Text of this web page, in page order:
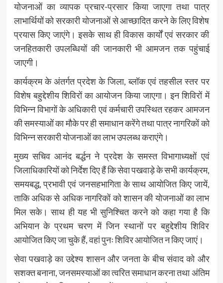
योजनाओं का व्यापक प्रचार-प्रसार किया जाएगा तथा पात्र
लाभार्थियों को सरकारी योजनाओं से आच्छादित करने के लिए विशेष
प्रयास किए जाएंगे। इसके साथ ही विकास कार्यों एवं सरकार की
जनहितकारी उपलब्धियों की जानकारी भी आमजन तक पहुंचाई
जाएगी।
कार्यक्रम के अंतर्गत प्रदेश के जिला, ब्लॉक एवं तहसील स्तर पर
विशेष बहुद्देशीय शिविरों का आयोजन किया जाएगा। इन शिविरों में
विभिन्न विभागों के अधिकारी एवं कर्मचारी उपस्थित रहकर आमजन
की समस्याओं का मौके पर ही समाधान करेंगे तथा पात्र नागरिकों को
विभिन्न सरकारी योजनाओं का लाभ उपलब्ध कराएंगे।
मुख्य सचिव आनंद बर्द्धन ने प्रदेश के समस्त विभागाध्यक्षों एवं
जिलाधिकारियों को निर्देश दिए हैं कि सेवा पखवाड़े के सभी कार्यक्रम,
समयबद्ध, प्रभावी एवं जनसहभागिता के साथ आयोजित किए जायें,
ताकि अधिक से अधिक नागरिकों को शासन की योजनाओं का लाभ
मिल सके। साथ ही यह भी सुनिश्चित करने को कहा गया है कि
अभियान के प्रथम चरण में जिन स्थानों पर बहुद्देशीय शिविर
आयोजित किए जा चुके हैं, वहां पुनः शिविर आयोजित न किए जाएं।
सेवा पखवाड़े का उद्देश्य शासन और जनता के बीच संवाद को और
सशक्त बनाना, जनसमस्याओं का त्वरित समाधान करना तथा अंतिम